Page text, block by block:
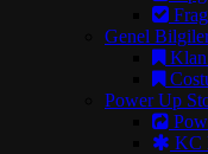
Genel
Klan
Power Up
KC